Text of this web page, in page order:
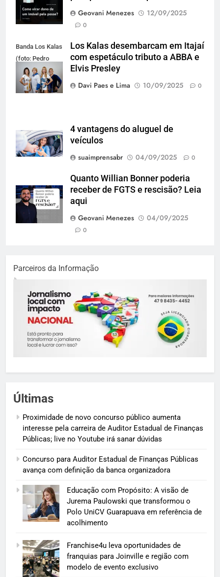
Geovani Menezes
12/09/2025
0
Banda Los Kalas
(foto: Pedro
Oliveira)
Los Kalas desembarcam em Itajaí
com espetáculo tributo a ABBA e
Elvis Presley
Davi Paes e Lima
10/09/2025 0
4 vantagens do aluguel de
veículos
suaimprensabr
04/09/2025 0
Quanto Willian Bonner poderia
receber de FGTS e rescisão? Leia
aqui
Geovani Menezes
04/09/2025
0
Parceiros da Informação
Últimas
Proximidade de novo concurso público aumenta
interesse pela carreira de Auditor Estadual de Finanças
Públicas; live no Youtube irá sanar dúvidas
Concurso para Auditor Estadual de Finanças Públicas
avança com definição da banca organizadora
Educação com Propósito: A visão de
Jurema Paulowski que transformou o
Polo UniCV Guarapuava em referência de
acolhimento
Franchise4u leva oportunidades de
franquias para Joinville e região com
modelo de evento exclusivo